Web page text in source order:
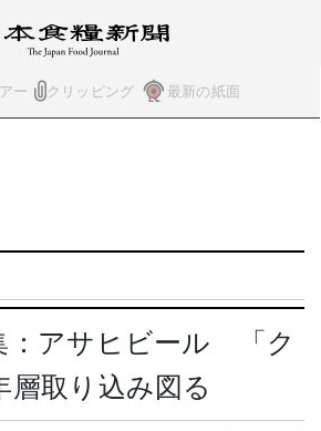
ー クリッピング 最新の紙面
：アサヒビール 「ク
層取り込み図る